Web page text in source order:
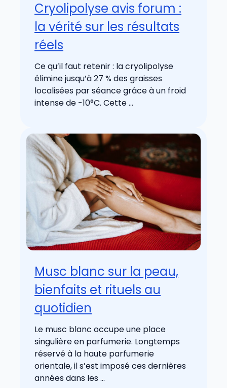
Cryolipolyse avis forum :
la vérité sur les résultats
réels
Ce qu’il faut retenir : la cryolipolyse
élimine jusqu’à 27 % des graisses
localisées par séance grâce à un froid
intense de -10°C. Cette ...
Musc blanc sur la peau,
bienfaits et rituels au
quotidien
Le musc blanc occupe une place
singulière en parfumerie. Longtemps
réservé à la haute parfumerie
orientale, il s’est imposé ces dernières
années dans les ...